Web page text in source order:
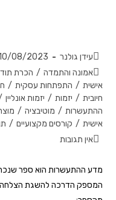
עידן גולנר
08/2023
אמונה והתמדה / הכרת
אישית / התפתחות עסקית /
חיובית / יזמות / יזמות אונליין
ההתעשרות / מוטיבציה /
אישית / קורסים מקצועיים /
אין תגובות